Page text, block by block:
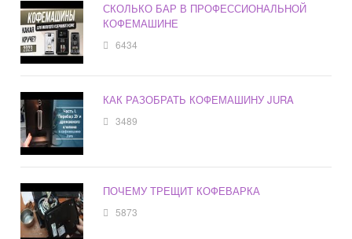
СКОЛЬКО БАР В ПРОФЕССИОНАЛЬНОЙ
КОФЕМАШИНЕ
6434
КАК РАЗОБРАТЬ КОФЕМАШИНУ JURA
3489
ПОЧЕМУ ТРЕЩИТ КОФЕВАРКА
5873